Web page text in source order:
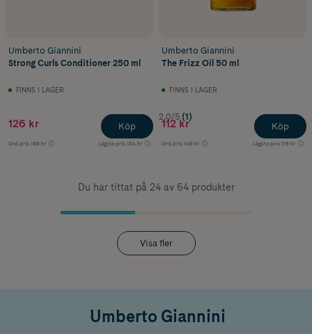
Umberto Giannini
Strong Curls Conditioner 250 ml
FINNS I LAGER
126 kr
Ord.pris 168 kr Lägsta pris 134 kr
Köp
Umberto Giannini
The Frizz Oil 50 ml
FINNS I LAGER
2.0/5 (1)
112 kr
Ord.pris 149 kr Lägsta pris 119 kr
Köp
Du har tittat på 24 av 64 produkter
Visa fler
Umberto Giannini